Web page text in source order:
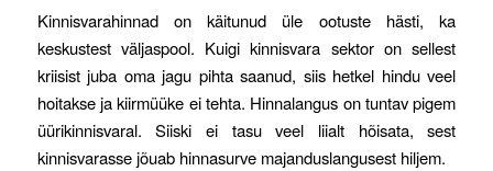
Kinnisvarahinnad on käitunud üle ootuste hästi, ka
keskustest väljaspool. Kuigi kinnisvara sektor on sellest
kriisist juba oma jagu pihta saanud, siis hetkel hindu veel
hoitakse ja kiirmüüke ei tehta. Hinnalangus on tuntav pigem
üürikinnisvaral. Siiski ei tasu veel liialt hõisata, sest
kinnisvarasse jõuab hinnasurve majanduslangusest hiljem.